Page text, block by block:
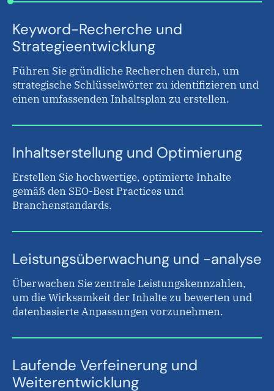
Keyword-Recherche und
Strategieentwicklung
Führen Sie gründliche Recherchen durch, um
strategische Schlüsselwörter zu identifizieren und
einen umfassenden Inhaltsplan zu erstellen.
Inhaltserstellung und Optimierung
Erstellen Sie hochwertige, optimierte Inhalte
gemäß den SEO-Best Practices und
Branchenstandards.
Leistungsüberwachung und -analyse
Überwachen Sie zentrale Leistungskennzahlen,
um die Wirksamkeit der Inhalte zu bewerten und
datenbasierte Anpassungen vorzunehmen.
Laufende Verfeinerung und
Weiterentwicklung